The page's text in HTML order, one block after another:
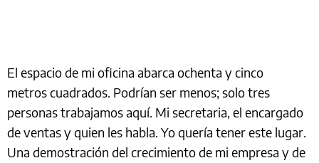
El espacio de mi oficina abarca ochenta y cinco
metros cuadrados. Podrían ser menos; solo tres
personas trabajamos aquí. Mi secretaria, el encargado
de ventas y quien les habla. Yo quería tener este lugar.
Una demostración del crecimiento de mi empresa y de